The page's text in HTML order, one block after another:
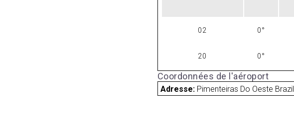
02 0°
20 0°
Coordonnées de l'aéroport
Adresse: Pimenteiras Do Oeste Brazil